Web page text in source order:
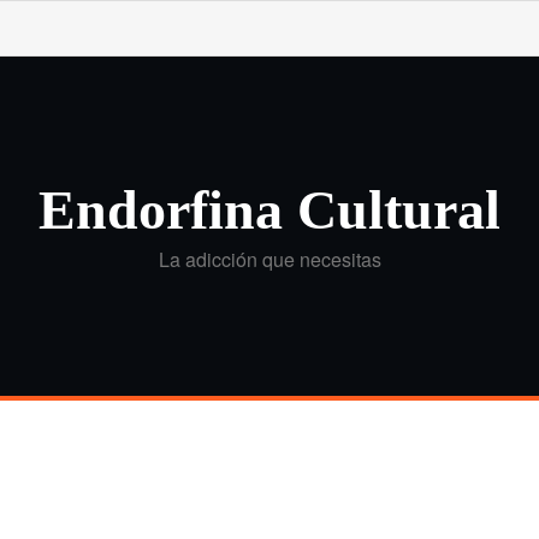
Endorfina Cultural
La adicción que necesitas